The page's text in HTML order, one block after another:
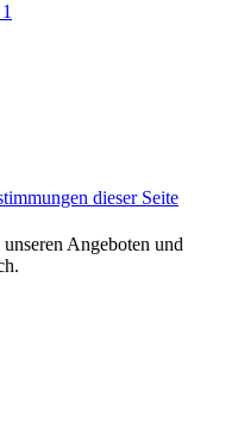
dieser Seite
Angeboten und